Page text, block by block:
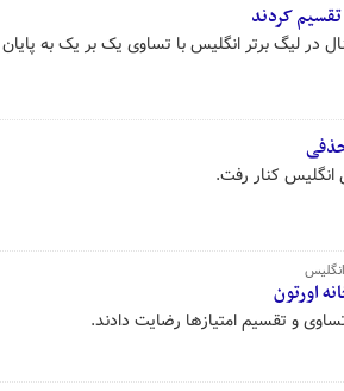
تقسیم کردند
در لیگ برتر انگلیس با تساوی یک بر یک به
انگلیس کنار رفت.
اورتون
و تقسیم امتیازها رضایت دادند.